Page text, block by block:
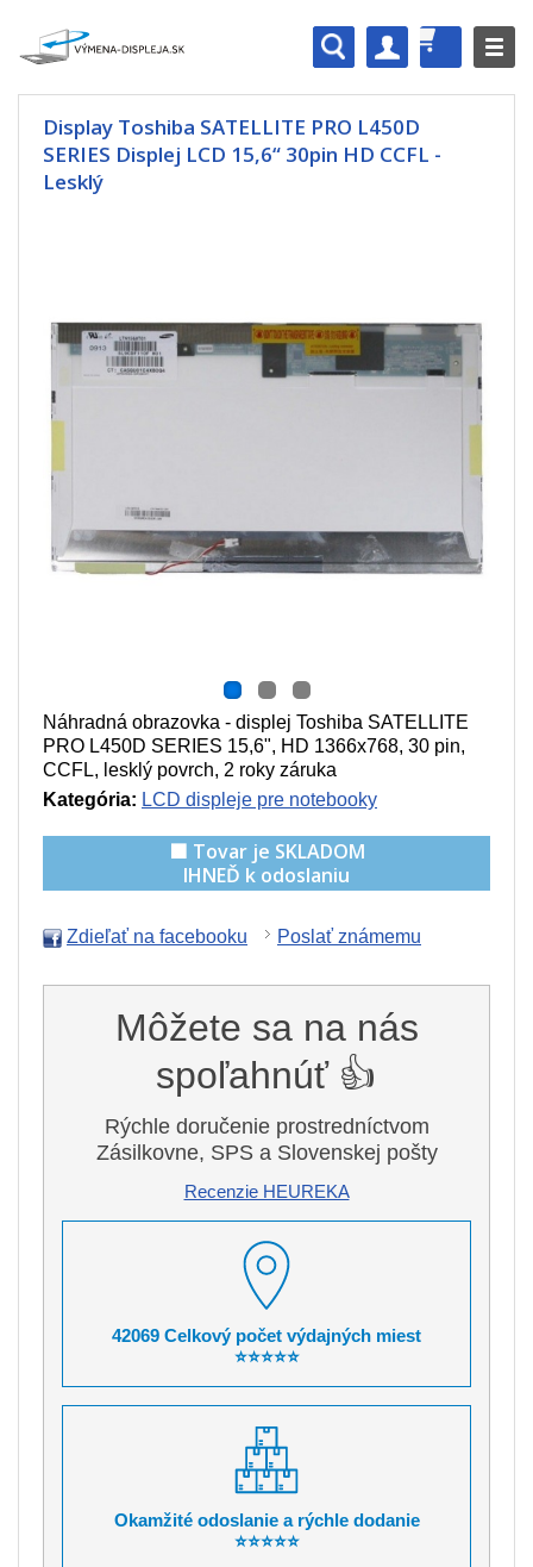
Display Toshiba SATELLITE PRO L450D
SERIES Displej LCD 15,6“ 30pin HD CCFL -
Lesklý
Náhradná obrazovka - displej Toshiba SATELLITE
PRO L450D SERIES 15,6", HD 1366x768, 30 pin,
CCFL, lesklý povrch, 2 roky záruka
Kategória: LCD displeje pre notebooky
🟩 Tovar je SKLADOM
IHNEĎ k odoslaniu
Zdieľať na facebooku Poslať známemu
Môžete sa na nás
spoľahnúť 👍
Rýchle doručenie prostredníctvom
Zásilkovne, SPS a Slovenskej pošty
Recenzie HEUREKA
42069 Celkový počet výdajných miest
⭐⭐⭐⭐⭐
Okamžité odoslanie a rýchle dodanie
⭐⭐⭐⭐⭐